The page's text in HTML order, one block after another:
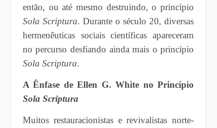
então, ou até mesmo destruindo, o princípio
Sola Scriptura. Durante o século 20, diversas
hermenêuticas sociais científicas apareceram
no percurso desfiando ainda mais o princípio
Sola Scriptura.
A Ênfase de Ellen G. White no Princípio
Sola Scriptura
Muitos restauracionistas e revivalistas norte-